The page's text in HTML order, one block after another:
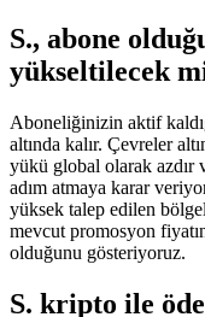
S., abone
yükseltilecek
Aboneliğinizin aktif
altında kalır. Çevreler
yükü global olarak azdır
adım atmaya karar
yüksek talep edilen
mevcut promosyon
olduğunu gösteriyoruz.
S. kripto ile